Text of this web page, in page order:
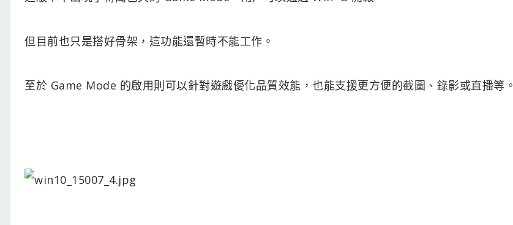
但目前也只是搭好骨架，這功能還暫時不能工作。
至於 Game Mode 的啟用則可以針對遊戲優化品質效能，也能支援更方便的截圖、錄影或直播等。